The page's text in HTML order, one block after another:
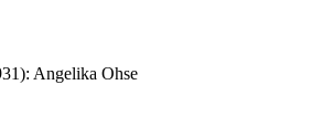
Angelika Ohse